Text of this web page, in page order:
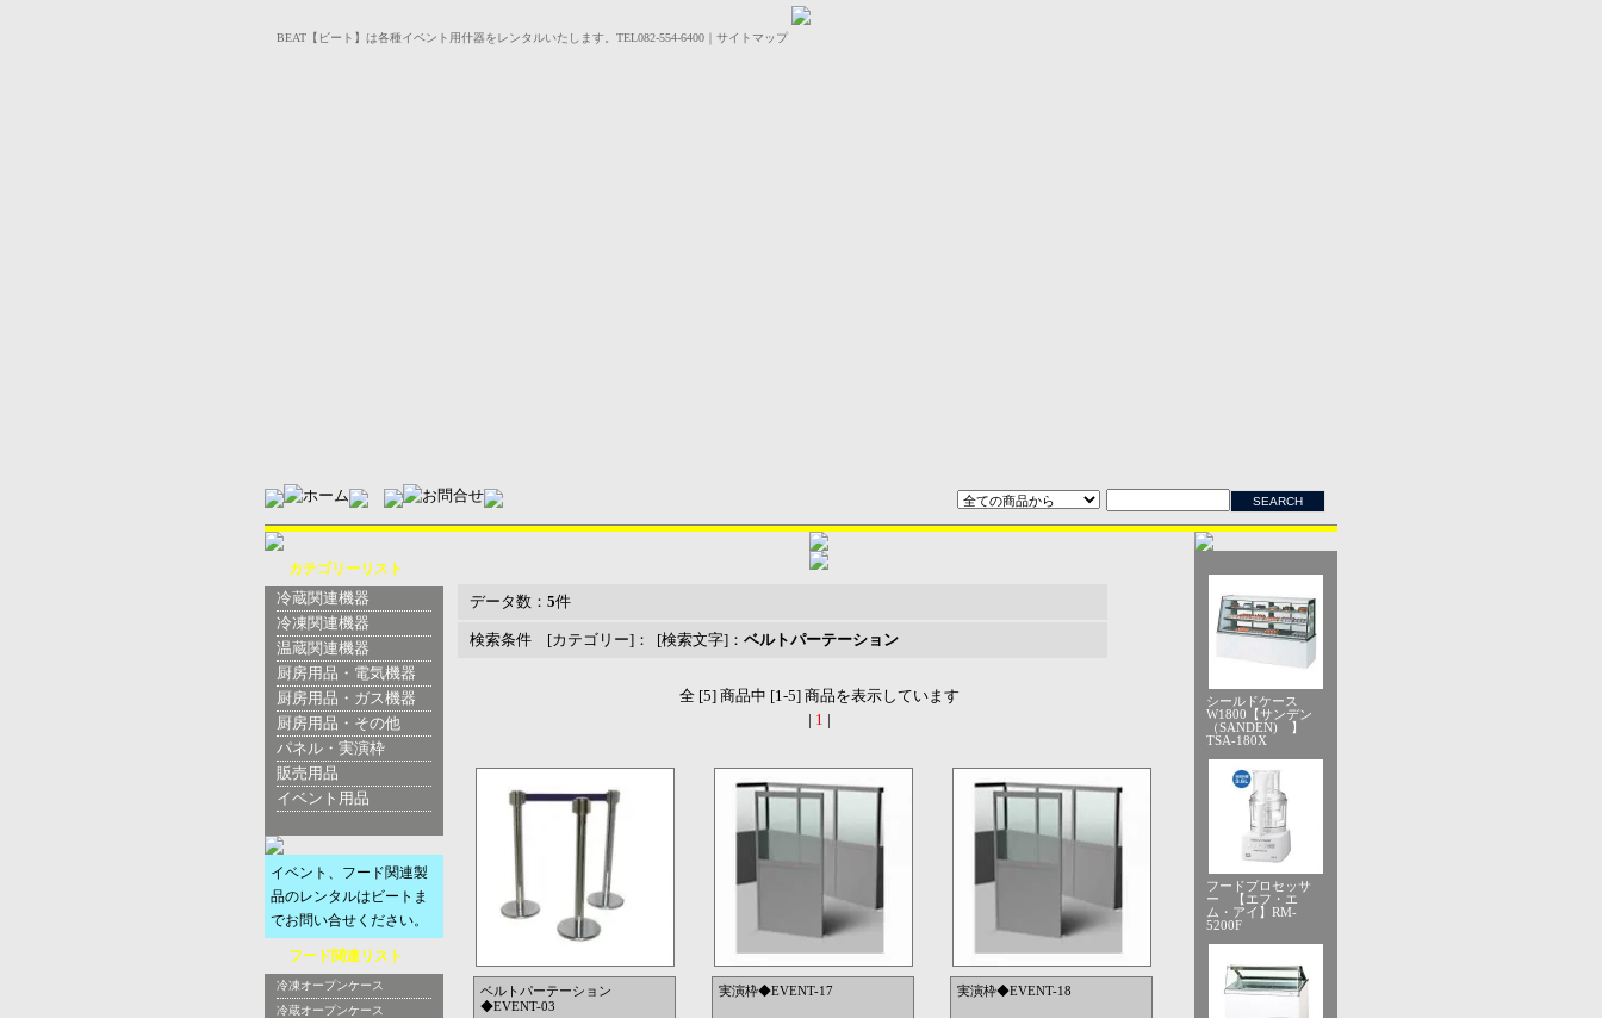
BEAT【ビート】は各種イベント用什器をレンタルいたします。TEL082-554-6400｜サイトマップ
カテゴリーリスト
冷蔵関連機器
冷凍関連機器
温蔵関連機器
厨房用品・電気機器
厨房用品・ガス機器
厨房用品・その他
パネル・実演枠
販売用品
イベント用品
イベント、フード関連製
品のレンタルはビートま
でお問い合せください。
フード関連リスト
冷凍オープンケース
冷蔵オープンケース
データ数： 5件
検索条件 [カテゴリー]： [検索文字]： ベルトパーテーション
全 [5] 商品中 [1-5] 商品を表示しています
| 1 |
ベルトパーテーション
◆EVENT-03
実演枠◆EVENT-17 実演枠◆EVENT-18
シールドケース
W1800【サンデン
（SANDEN) 】
TSA-180X
フードプロセッサ
ー 【エフ・エ
ム・アイ】RM-
5200F